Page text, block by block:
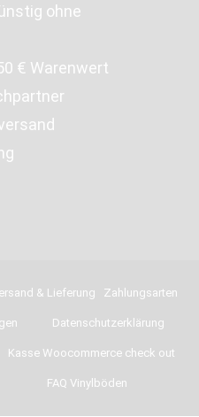
ohne
€ Warenwert
& Lieferung Zahlungsarten
Datenschutzerklärung
Kasse Woocommerce check out
FAQ Vinylböden